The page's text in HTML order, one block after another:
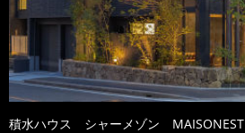
積水ハウス シャーメゾン MAISONEST